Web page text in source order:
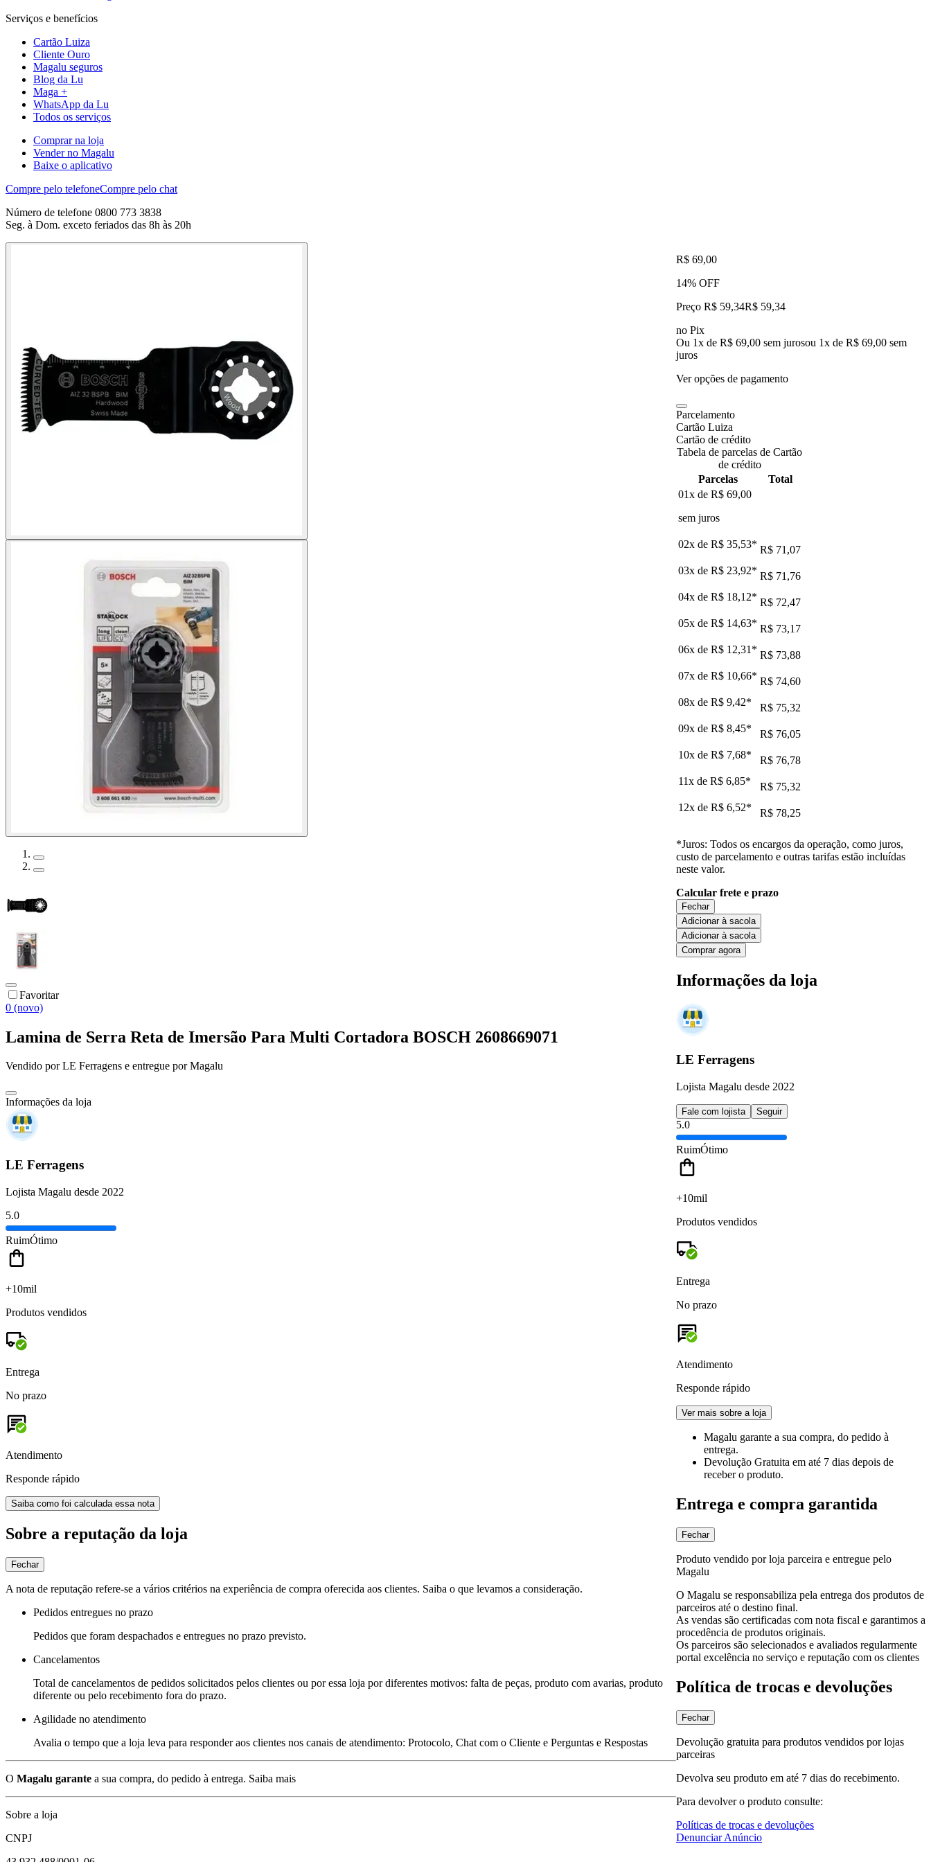
Serviços e benefícios
Cartão Luiza
Cliente Ouro
Magalu seguros
Blog da Lu
Maga +
WhatsApp da Lu
Todos os serviços
Comprar na loja
Vender no Magalu
Baixe o aplicativo
Compre pelo telefoneCompre pelo chat
Número de telefone 0800 773 3838
Seg. à Dom. exceto feriados das 8h às 20h
Favoritar
0 (novo)
Lamina de Serra Reta de Imersão Para Multi Cortadora BOSCH 2608669071
Vendido porLE Ferragens e entregue por Magalu
Informações da loja
LE Ferragens
Lojista Magalu desde 2022
5.0
RuimÓtimo
+10mil
Produtos vendidos
Entrega
No prazo
Atendimento
Responde rápido
Saiba como foi calculada essa nota
Sobre a reputação da loja
Fechar
A nota de reputação refere-se a vários critérios na experiência de compra oferecida aos clientes. Saiba o que levamos a consideração.
Pedidos entregues no prazo
Pedidos que foram despachados e entregues no prazo previsto.
Cancelamentos
Total de cancelamentos de pedidos solicitados pelos clientes ou por essa loja por diferentes motivos: falta de peças, produto com avarias, produto
diferente ou pelo recebimento fora do prazo.
Agilidade no atendimento
Avalia o tempo que a loja leva para responder aos clientes nos canais de atendimento: Protocolo, Chat com o Cliente e Perguntas e Respostas
O Magalu garante a sua compra, do pedido à entrega. Saiba mais
Sobre a loja
CNPJ
R$ 69,00
14% OFF
Preço R$ 59,34R$ 59,34
no Pix
Ou 1x de R$ 69,00 sem jurosou 1x de R$ 69,00 sem
juros
Ver opções de pagamento
Parcelamento
Cartão Luiza
Cartão de crédito
Tabela de parcelas de Cartão
de crédito
Parcelas
Total
01x de R$ 69,00
sem juros
02x de R$ 35,53* R$ 71,07
03x de R$ 23,92* R$ 71,76
04x de R$ 18,12* R$ 72,47
05x de R$ 14,63* R$ 73,17
06x de R$ 12,31 * R$ 73,88
07x de R$ 10,66* R$ 74,60
08x de R$ 9,42*
R$ 75,32
09x de R$ 8,45*
R$ 76,05
10x de R$ 7,68*
R$ 76,78
11x de R$ 6,85*
R$ 75,32
12x de R$ 6,52* R$ 78,25
*Juros: Todos os encargos da operação, como juros,
custo de parcelamento e outras tarifas estão incluídas
neste valor.
Calcular frete e prazo
Fechar
Adicionar à sacola
Adicionar à sacola
Comprar agora
Informações da loja
LE Ferragens
Lojista Magalu desde 2022
Fale com lojista Seguir
5.0
RuimÓtimo
+10mil
Produtos vendidos
Entrega
No prazo
Atendimento
Responde rápido
Ver mais sobre a loja
Magalu garante a sua compra, do pedido à
entrega.
Devolução Gratuita em até 7 dias depois de
receber o produto.
Entrega e compra garantida
Fechar
Produto vendido por loja parceira e entregue pelo
Magalu
O Magalu se responsabiliza pela entrega dos produtos de
parceiros até o destino final.
As vendas são certificadas com nota fiscal e garantimos a
procedência de produtos originais.
Os parceiros são selecionados e avaliados regularmente
portal excelência no serviço e reputação com os clientes
Política de trocas e devoluções
Fechar
Devolução gratuita para produtos vendidos por lojas
parceiras
Devolva seu produto em até 7 dias do recebimento.
Para devolver o produto consulte:
Políticas de trocas e devoluções
Denunciar Anúncio